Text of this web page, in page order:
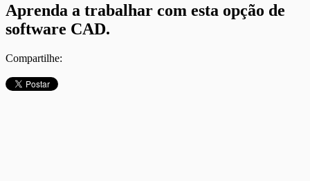
Aprenda a trabalhar com esta opção de
software CAD.
Compartilhe: